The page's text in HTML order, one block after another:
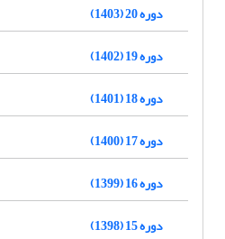
دوره 20 (1403)
دوره 19 (1402)
دوره 18 (1401)
دوره 17 (1400)
دوره 16 (1399)
دوره 15 (1398)